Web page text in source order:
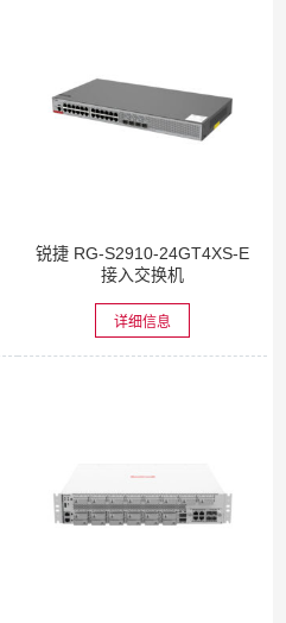
锐捷 RG-S2910-24GT4XS-E
接入交换机
详细信息